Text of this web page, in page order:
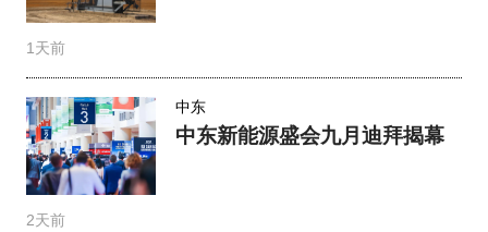
1天前
中东
中东新能源盛会九月迪拜揭幕
2天前